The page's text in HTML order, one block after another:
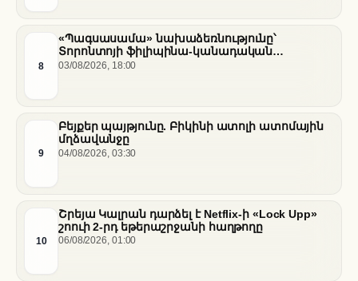
8
«Պագսասամա» նախաձեռնությունը՝
Տորոնտոյի ֆիլիպինա-կանադական
արվեստագետների համար
03/08/2026, 18:00
9
Բեյքեր պայթյունը. Բիկինի ատոլի ատոմային
մղձավանջը
04/08/2026, 03:30
10
Շրեյա Կալրան դարձել է Netflix-ի «Lock Upp»
շոուի 2-րդ եթերաշրջանի հաղթողը
06/08/2026, 01:00